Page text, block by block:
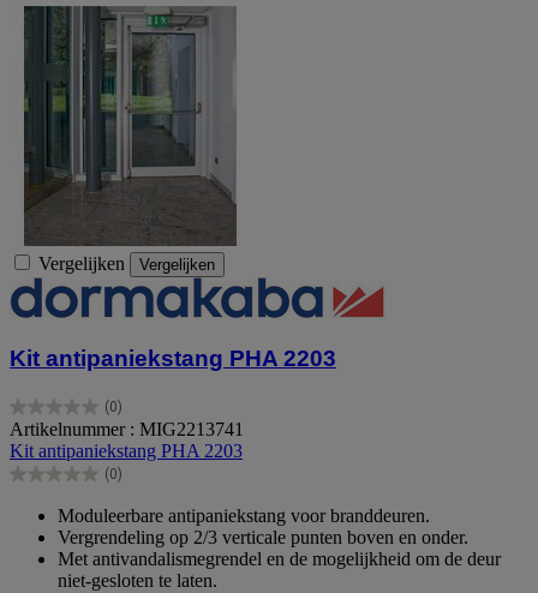
Vergelijken Vergelijken
Kit antipaniekstang PHA 2203
(0)
0.0
van
de
5
Artikelnummer : MIG2213741
Kit antipaniekstang PHA 2203
(0)
0.0
sterren.
Moduleerbare antipaniekstang voor branddeuren.
Vergrendeling op 2/3 verticale punten boven en onder.
Met antivandalismegrendel en de mogelijkheid om de deur
niet-gesloten te laten.